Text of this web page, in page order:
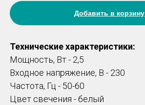
Добавить в корзину
Технические характеристики:
Мощность, Вт - 2,5
Входное напряжение, В - 230
Частота, Гц - 50-60
Цвет свечения - белый